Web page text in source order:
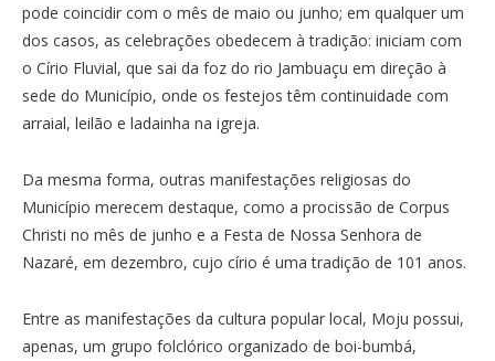
pode coincidir com o mês de maio ou junho; em qualquer um
dos casos, as celebrações obedecem à tradição: iniciam com
o Círio Fluvial, que sai da foz do rio Jambuaçu em direção à
sede do Município, onde os festejos têm continuidade com
arraial, leilão e ladainha na igreja.
Da mesma forma, outras manifestações religiosas do
Município merecem destaque, como a procissão de Corpus
Christi no mês de junho e a Festa de Nossa Senhora de
Nazaré, em dezembro, cujo círio é uma tradição de 101 anos.
Entre as manifestações da cultura popular local, Moju possui,
apenas, um grupo folclórico organizado de boi-bumbá,